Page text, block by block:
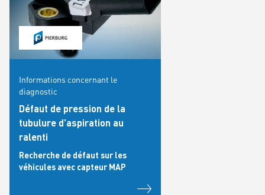
Informations concernant le
diagnostic
Défaut de pression de la
tubulure d’aspiration au
ralenti
Recherche de défaut sur les
véhicules avec capteur MAP